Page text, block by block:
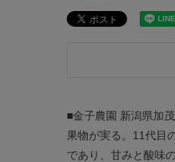
■金子農園 新潟県加
果物が実る。11代目
であり、甘みと酸味